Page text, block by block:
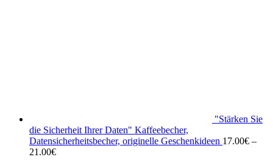
"Stärken Sie
die Sicherheit Ihrer Daten" Kaffeebecher,
Datensicherheitsbecher, originelle Geschenkideen 17.00€ –
21.00€